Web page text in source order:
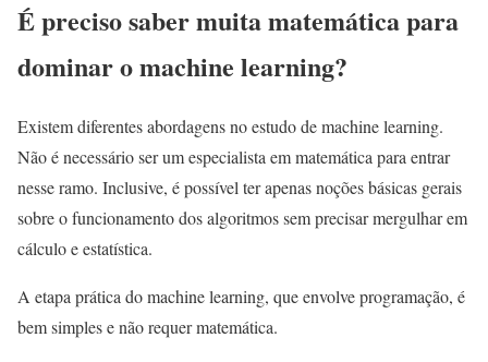
É preciso saber muita matemática para
dominar o machine learning?
Existem diferentes abordagens no estudo de machine learning.
Não é necessário ser um especialista em matemática para entrar
nesse ramo. Inclusive, é possível ter apenas noções básicas gerais
sobre o funcionamento dos algoritmos sem precisar mergulhar em
cálculo e estatística.
A etapa prática do machine learning, que envolve programação, é
bem simples e não requer matemática.